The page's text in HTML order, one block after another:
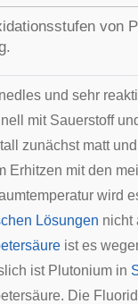
von
und sehr
mit Sauerstoff
zunächst matt
Erhitzen mit den
wird
Lösungen nicht
ist es
ist Plutonium in
Die